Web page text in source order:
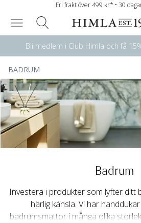
Fri frakt över 499 kr* • 30
Bli medlem i Club Himla och få
BADRUM
Badrum
Investera i produkter som lyfter ditt
härlig känsla. Vi har
badrumsmattor i många olika